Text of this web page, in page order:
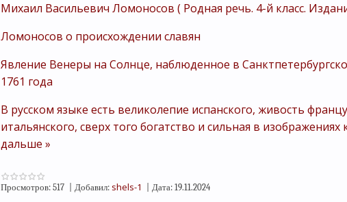
Михаил Васильевич Ломоносов ( Родная речь. 4-й класс.
Ломоносов о происхождении славян
Явление Венеры на Солнце, наблюденное в
1761 года
В русском языке есть великолепие испанского, живость
итальянского, сверх того богатство и сильная в
дальше »
Просмотров: 517 Добавил: shels-1 Дата: 19.11.2024